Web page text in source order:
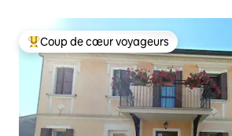
Coups de cœur voyageurs les plus
Coup de cœur voyageurs